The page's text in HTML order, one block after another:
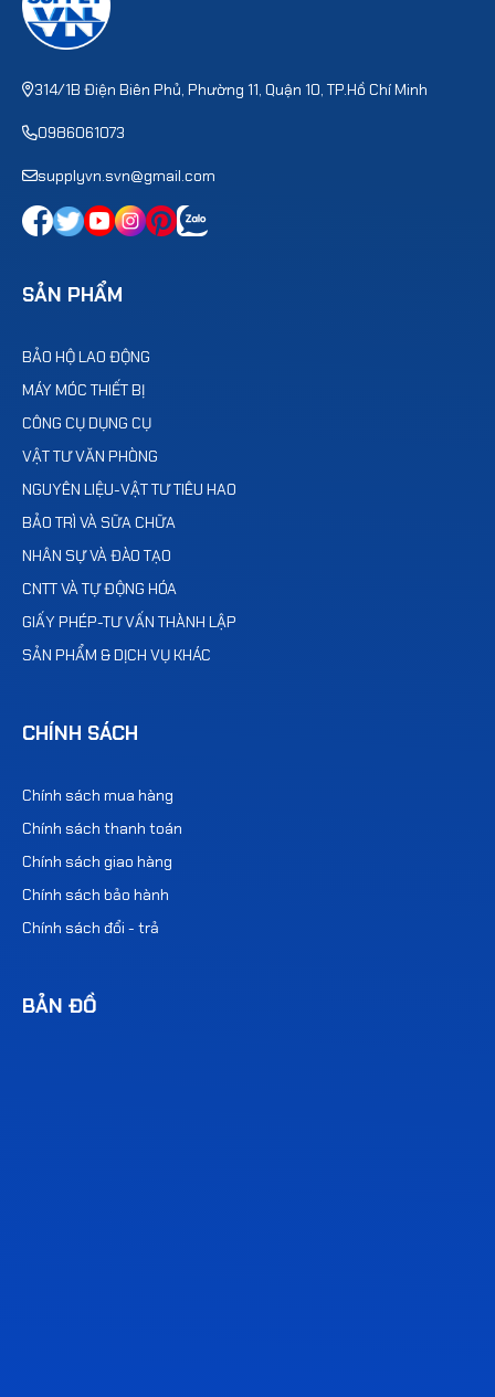
314/1B Điện Biên Phủ, Phường 11, Quận 10, TP.Hồ Chí Minh
0986061073
supplyvn.svn@gmail.com
SẢN PHẨM
BẢO HỘ LAO ĐỘNG
MÁY MÓC THIẾT BỊ
CÔNG CỤ DỤNG CỤ
VẬT TƯ VĂN PHÒNG
NGUYÊN LIỆU-VẬT TƯ TIÊU HAO
BẢO TRÌ VÀ SỮA CHỮA
NHÂN SỰ VÀ ĐÀO TẠO
CNTT VÀ TỰ ĐỘNG HÓA
GIẤY PHÉP-TƯ VẤN THÀNH LẬP
SẢN PHẨM & DỊCH VỤ KHÁC
CHÍNH SÁCH
Chính sách mua hàng
Chính sách thanh toán
Chính sách giao hàng
Chính sách bảo hành
Chính sách đổi - trả
BẢN ĐỒ